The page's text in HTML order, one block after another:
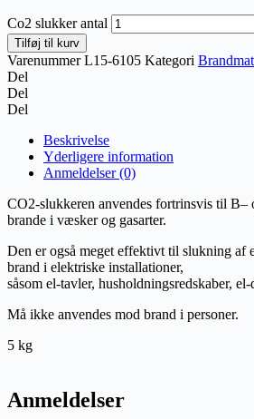
Co2 slukker antal
Tilføj til kurv
VarenummerL15-6105 Kategori
Del
Del
Del
Beskrivelse
Yderligere information
Anmeldelser (0)
CO2-slukkeren anvendes fortrinsvis til B–
brande i væsker og gasarter.
Den er også meget effektivt til slukning af
brand i elektriske installationer,
såsom el-tavler, husholdningsredskaber,
Må ikke anvendes mod brand i personer.
5 kg
Anmeldelser